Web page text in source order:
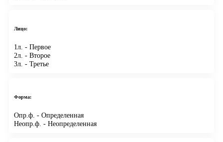
Лицо:
1л. - Первое
2л. - Второе
3л. - Третье
Форма:
Опр.ф. - Определенная
Неопр.ф. - Неопределенная